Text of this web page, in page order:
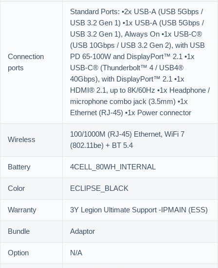
Connection
ports
Standard Ports: •2x USB-A (USB 5Gbps /
USB 3.2 Gen 1) •1x USB-A (USB 5Gbps /
USB 3.2 Gen 1), Always On •1x USB-C®
(USB 10Gbps / USB 3.2 Gen 2), with USB
PD 65-100W and DisplayPort™ 2.1 •1x
USB-C® (Thunderbolt™ 4 / USB4®
40Gbps), with DisplayPort™ 2.1 •1x
HDMI® 2.1, up to 8K/60Hz •1x Headphone /
microphone combo jack (3.5mm) •1x
Ethernet (RJ-45) •1x Power connector
Wireless
100/1000M (RJ-45) Ethernet, WiFi 7
(802.11be) + BT 5.4
Battery
4CELL_80WH_INTERNAL
Color
ECLIPSE_BLACK
Warranty
3Y Legion Ultimate Support -IPMAIN (ESS)
Bundle
Adaptor
Option
N/A